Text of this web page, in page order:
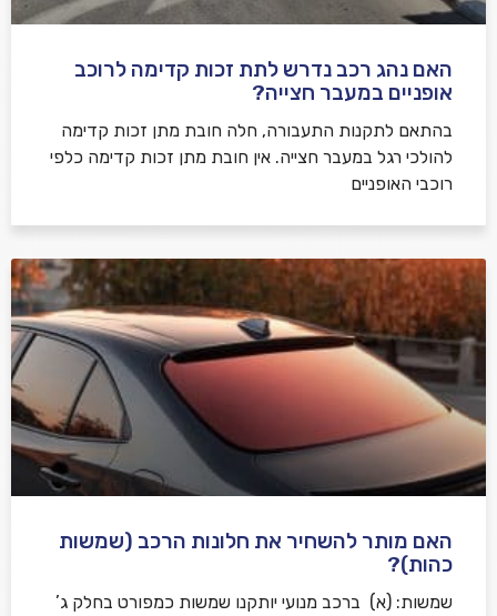
שלח משוב
האם נהג רכב נדרש לתת זכות קדימה לרוכב
אופניים במעבר חצייה?
בהתאם לתקנות התעבורה, חלה חובת מתן זכות קדימה
להולכי רגל במעבר חצייה. אין חובת מתן זכות קדימה כלפי
רוכבי האופניים
האם מותר להשחיר את חלונות הרכב (שמשות
כהות)?
שמשות: (א) ברכב מנועי יותקנו שמשות כמפורט בחלק ג’